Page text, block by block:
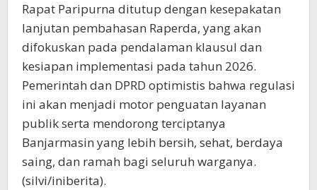
Rapat Paripurna ditutup dengan kesepakatan
lanjutan pembahasan Raperda, yang akan
difokuskan pada pendalaman klausul dan
kesiapan implementasi pada tahun 2026.
Pemerintah dan DPRD optimistis bahwa regulasi
ini akan menjadi motor penguatan layanan
publik serta mendorong terciptanya
Banjarmasin yang lebih bersih, sehat, berdaya
saing, dan ramah bagi seluruh warganya.
(silvi/iniberita).